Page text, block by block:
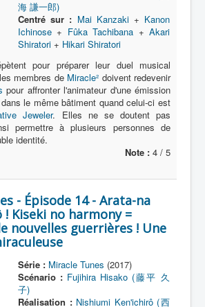
海 謙一郎)
Centré sur : Mai Kanzaki+ Kanon
Ichinose+ Fûka Tachibana +Akari
Shiratori+ Hikari Shiratori
pour préparer leur duel musical
membres de Miracle² doivent redevenir
pour affronter l'animateur d'une émission
le même bâtiment quand celui-ci est
Jeweler. Elles ne se doutent pas
permettre à plusieurs personnes de
identité.
Note : 4 / 5
- Épisode 14 - Arata-na
Kiseki no harmony =
nouvelles guerrières ! Une
Série : Miracle Tunes (2017)
Scénario : Fujihira Hisako (藤平 久
子)
Réalisation : Nishiumi Ken'ichirô (西